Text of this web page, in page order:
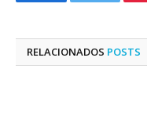
RELACIONADOS POSTS